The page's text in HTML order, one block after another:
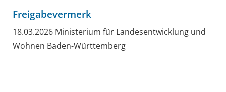
Freigabevermerk
18.03.2026Ministerium für Landesentwicklung und
Wohnen Baden-Württemberg